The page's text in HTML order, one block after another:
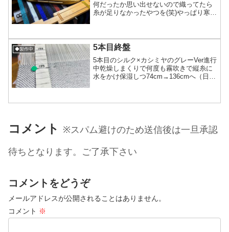
何だったか思い出せないので織ってたら
糸が足りなかったやつを(笑)やっぱり寒色
は良かったけど準備してた横糸が終わっ
てしまい4本目...
◆製作中 5本目終盤
5本目のシルク×カシミヤのグレーVer進行
中乾燥しまくりで何度も霧吹きで縦糸に
水をかけ保湿しつ74cm→136cmへ（日速
コメント ※スパム避けのため送信後は一旦承認
待ちとなります。ご了承下さい
コメントをどうぞ
メールアドレスが公開されることはありません。
コメント ※